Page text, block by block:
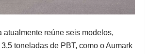
reúne seis modelos,
toneladas de PBT, como o Aumark